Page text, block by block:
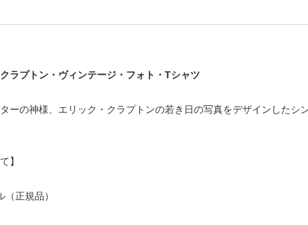
ラプトン・ヴィンテージ・フォト・Tシャツ
ーの神様、エリック・クラプトンの若き日の写真をデザインしたシ
】
正規品）